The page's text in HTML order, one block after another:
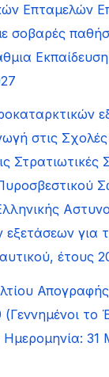
Επταμελών
σοβαρές
στις
Στρατιωτικές
εξετάσεων για
έτους
το
Ημερομηνία: 31